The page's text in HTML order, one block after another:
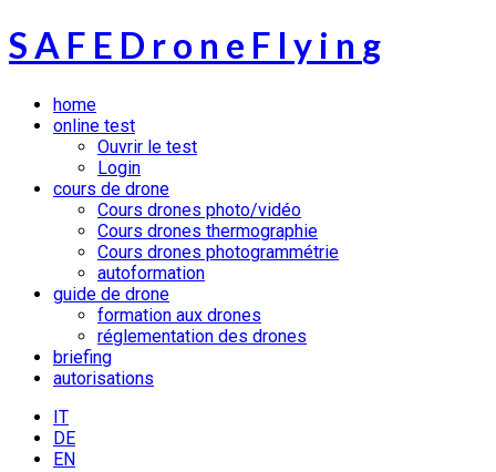
SA F E D ro n e F l y i n g
home
online test
Ouvrir le test
Login
cours de drone
Cours drones photo/vidéo
Cours drones thermographie
Cours drones photogrammétrie
autoformation
guide de drone
formation aux drones
réglementation des drones
briefing
autorisations
IT
DE
EN